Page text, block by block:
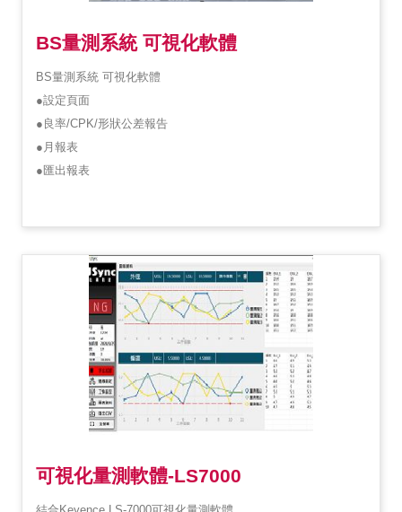
BS量測系統 可視化軟體
BS量測系統 可視化軟體
●設定頁面
●良率/CPK/形狀公差報告
●月報表
●匯出報表
可視化量測軟體-LS7000